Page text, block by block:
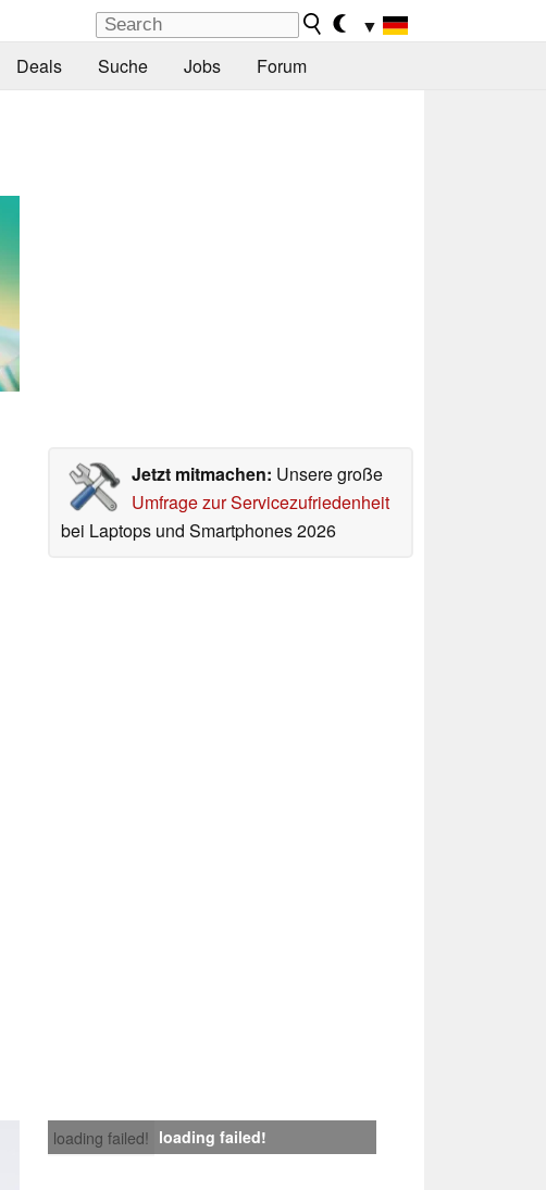
▼
Deals Suche Jobs Forum
Jetzt mitmachen: Unsere große
Umfrage zur Servicezufriedenheit
bei Laptops und Smartphones 2026
loading failed! loading failed!